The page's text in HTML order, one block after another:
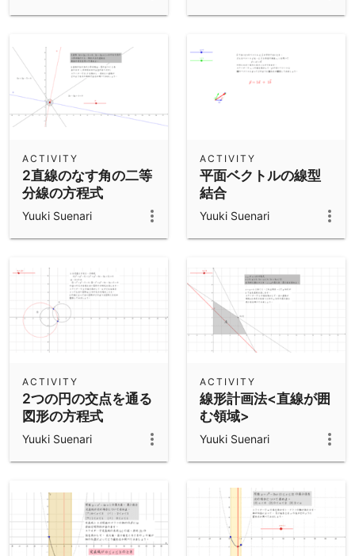
App Downloads
2直線のなす角の二等
分線の方程式
ACTIVITY
Yuuki Suenari
平面ベクトルの線型
結合
ACTIVITY
Yuuki Suenari
2つの円の交点を通る
図形の方程式
ACTIVITY
Yuuki Suenari
線形計画法<直線が囲
む領域>
ACTIVITY
Yuuki Suenari